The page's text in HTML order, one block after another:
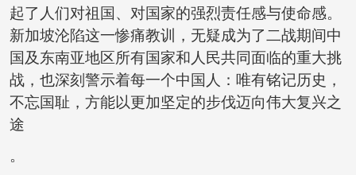
起了人们对祖国、对国家的强烈责任感与使命感。
新加坡沦陷这一惨痛教训，无疑成为了二战期间中
国及东南亚地区所有国家和人民共同面临的重大挑
战，也深刻警示着每一个中国人：唯有铭记历史，
不忘国耻，方能以更加坚定的步伐迈向伟大复兴之
途
。